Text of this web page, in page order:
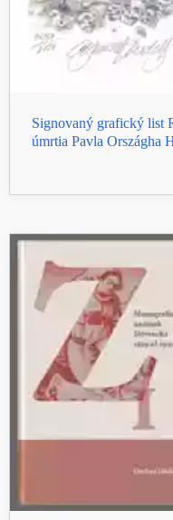
Signovaný grafický list
úmrtia Pavla Országha